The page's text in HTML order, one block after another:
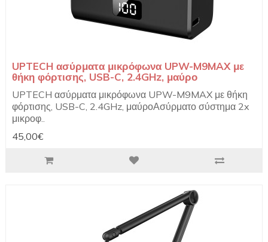
UPTECH ασύρματα μικρόφωνα UPW-M9MAX με
θήκη φόρτισης, USB-C, 2.4GHz, μαύρο
UPTECH ασύρματα μικρόφωνα UPW-M9MAX με θήκη
φόρτισης, USB-C, 2.4GHz, μαύροΑσύρματο σύστημα 2x
μικροφ..
45,00€